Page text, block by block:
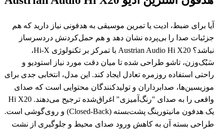
آیا برای ضبط، ادیت یا تمرین موسیقی به هدفونی نیاز دارید که هم
جزئیات صدا را بی‌پرده نشان دهد و هم حمل‌کردنش دردسرساز
نباشد؟ Austrian Audio Hi X20 با تمرکز بر تکنولوژی Hi-X،
سَبُک‌وزن، تاشو طراحی شده تا میان دقت مورد نیاز استودیو و
راحتی استفاده روزمره تعادل ایجاد کند. این مدل، انتخابی جدی برای
موزیسین‌ها، صدابرداران و تولیدکنندگان محتوایی است که صدای
واقعی را به صدای "رنگ‌آمیزی" اغراق‌شده ترجیح می‌دهند. Hi X20
یک هدفون مانیتورینگ پشت‌بسته (Closed-Back) و روی‌گوشی است.
طراحی بسته آن به کاهش ورود صدای محیط و جلوگیری از نشت